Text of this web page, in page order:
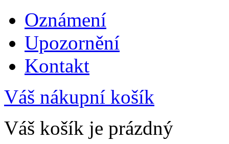
Oznámení
Upozornění
Kontakt
Váš nákupní košík
Váš košík je prázdný